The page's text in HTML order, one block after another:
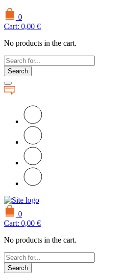
0
Cart: 0,00 €
No products in the cart.
Search
0
Cart: 0,00 €
No products in the cart.
Search